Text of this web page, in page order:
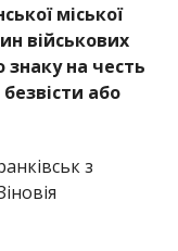
міської
військових
на честь
або
з